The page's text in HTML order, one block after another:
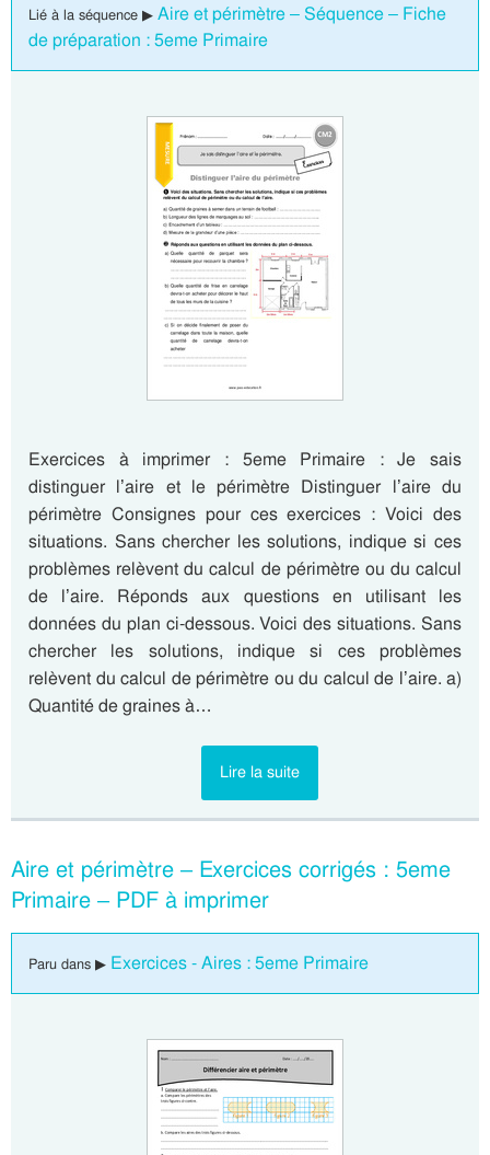
Lié à la séquence ▶ Aire et périmètre – Séquence – Fiche
de préparation : 5eme Primaire
Exercices à imprimer : 5eme Primaire : Je sais
distinguer l’aire et le périmètre Distinguer l’aire du
périmètre Consignes pour ces exercices : Voici des
situations. Sans chercher les solutions, indique si ces
problèmes relèvent du calcul de périmètre ou du calcul
de l’aire. Réponds aux questions en utilisant les
données du plan ci-dessous. Voici des situations. Sans
chercher les solutions, indique si ces problèmes
relèvent du calcul de périmètre ou du calcul de l’aire. a)
Quantité de graines à…
Lire la suite
Aire et périmètre – Exercices corrigés : 5eme
Primaire – PDF à imprimer
Paru dans ▶ Exercices - Aires : 5eme Primaire